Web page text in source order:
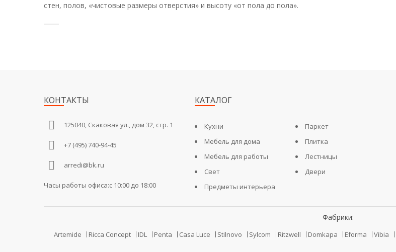
стен, полов, «чистовые размеры отверстия» и высоту «от пола до пола».
КОНТАКТЫ
125040, Скаковая ул., дом 32, стр. 1
+7 (495) 740-94-45
arredi@bk.ru
Часы работы офиса:c 10:00 до 18:00
КАТАЛОГ
Кухни
Мебель для дома
Мебель для работы
Свет
Предметы интерьера
Паркет
Плитка
Лестницы
Двери
Фабрики:
Artemide Ricca Concept IDL Penta Casa Luce Stilnovo Sylcom Ritzwell Domkapa Eforma Vibia